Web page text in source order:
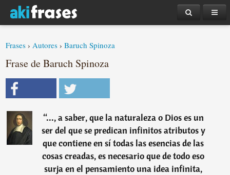
Frases ›Autores ›Baruch Spinoza
Frase de Baruch Spinoza
“..., a saber, que la naturaleza o Dios es un
ser del que se predican infinitos atributos y
que contiene en sí todas las esencias de las
cosas creadas, es necesario que de todo eso
surja en el pensamiento una idea infinita,